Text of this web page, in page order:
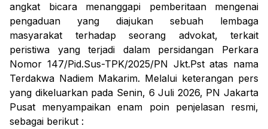
angkat bicara menanggapi pemberitaan mengenai
pengaduan yang diajukan sebuah lembaga
masyarakat terhadap seorang advokat, terkait
peristiwa yang terjadi dalam persidangan Perkara
Nomor 147/Pid.Sus-TPK/2025/PN Jkt.Pst atas nama
Terdakwa Nadiem Makarim. Melalui keterangan pers
yang dikeluarkan pada Senin, 6 Juli 2026, PN Jakarta
Pusat menyampaikan enam poin penjelasan resmi,
sebagai berikut :